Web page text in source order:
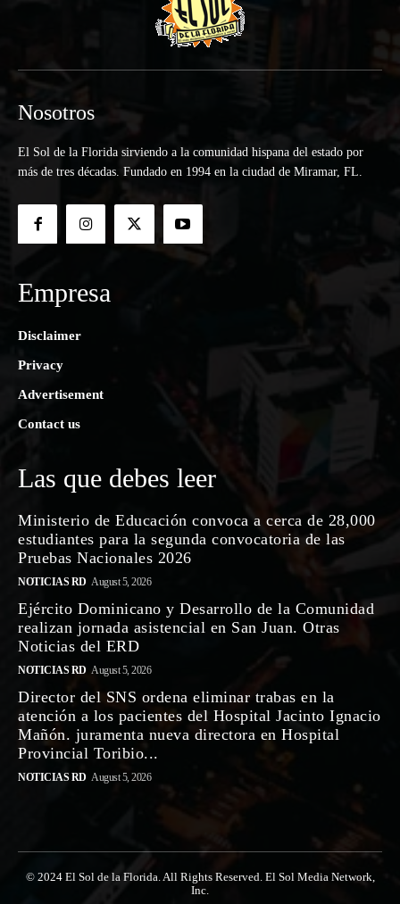
Nosotros
El Sol de la Florida sirviendo a la comunidad hispana del estado por
más de tres décadas. Fundado en 1994 en la ciudad de Miramar, FL.
Empresa
Disclaimer
Privacy
Advertisement
Contact us
Las que debes leer
Ministerio de Educación convoca a cerca de 28,000
estudiantes para la segunda convocatoria de las
Pruebas Nacionales 2026
NOTICIAS RD August 5, 2026
Ejército Dominicano y Desarrollo de la Comunidad
realizan jornada asistencial en San Juan. Otras
Noticias del ERD
NOTICIAS RD August 5, 2026
Director del SNS ordena eliminar trabas en la
atención a los pacientes del Hospital Jacinto Ignacio
Mañón. juramenta nueva directora en Hospital
Provincial Toribio...
NOTICIAS RD August 5, 2026
© 2024 El Sol de la Florida. All Rights Reserved. El Sol Media Network,
Inc.